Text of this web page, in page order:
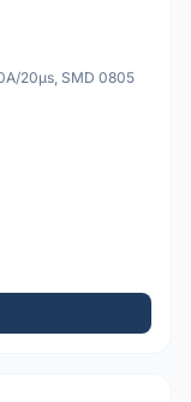
20µs, SMD 0805